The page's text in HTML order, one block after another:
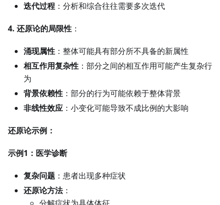
迭代过程 ：分析和综合往往需要多次迭代
4. 还原论的局限性 ：
涌现属性 ：整体可能具有部分所不具备的新属性
相互作用复杂性 ：部分之间的相互作用可能产生复杂行
为
背景依赖性 ：部分的行为可能依赖于整体背景
非线性效应 ：小变化可能导致不成比例的大影响
还原论示例：
示例1：医学诊断
复杂问题 ：患者出现多种症状
还原论方法：